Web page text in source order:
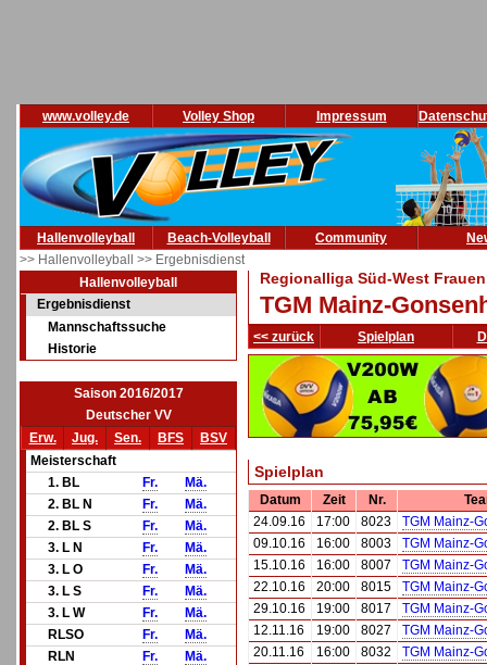
www.volley.de Volley Shop Impressum
Hallenvolleyball Beach-Volleyball Community
>> Hallenvolleyball >> Ergebnisdienst
Hallenvolleyball
Ergebnisdienst
Mannschaftssuche
Historie
Saison 2016/2017
Deutscher VV
Erw.
Jug. Sen. BFS
BSV
Meisterschaft
1. BL
Fr.
Mä.
2. BL N
Fr.
Mä.
2. BL S
Fr.
Mä.
3. L N
Fr.
Mä.
3. L O
Fr.
Mä.
3. L S
Fr.
Mä.
3. L W
Fr.
Mä.
RLSO
Fr.
Mä.
RLN
Fr.
Mä.
Regionalliga Süd-West
TGM Mainz-
<< zurück Spielplan
Spielplan
Datum Zeit Nr.
24.09.16
17:00 8023
TGM Mainz-
09.10.16
16:00 8003
TGM Mainz-
15.10.16
16:00 8007
TGM Mainz-
22.10.16
20:00 8015
TGM Mainz-
29.10.16
19:00 8017
TGM Mainz-
12.11.16
19:00 8027
TGM Mainz-
20.11.16
16:00 8032
TGM Mainz-